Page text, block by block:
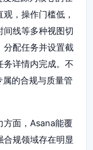
，操作门槛低，
间线等多种视图切
分配任务并设置截
务详情内完成。不
的合规与质量管
方面，Asana能覆
合规领域存在明显